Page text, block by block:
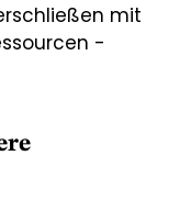
mit
-